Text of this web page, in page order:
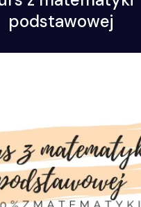
podstawowej